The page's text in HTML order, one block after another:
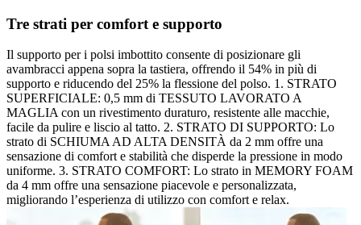
Tre strati per comfort e supporto
Il supporto per i polsi imbottito consente di posizionare gli
avambracci appena sopra la tastiera, offrendo il 54% in più di
supporto e riducendo del 25% la flessione del polso. 1. STRATO
SUPERFICIALE: 0,5 mm di TESSUTO LAVORATO A
MAGLIA con un rivestimento duraturo, resistente alle macchie,
facile da pulire e liscio al tatto. 2. STRATO DI SUPPORTO: Lo
strato di SCHIUMA AD ALTA DENSITÀ da 2 mm offre una
sensazione di comfort e stabilità che disperde la pressione in modo
uniforme. 3. STRATO COMFORT: Lo strato in MEMORY FOAM
da 4 mm offre una sensazione piacevole e personalizzata,
migliorando l’esperienza di utilizzo con comfort e relax.